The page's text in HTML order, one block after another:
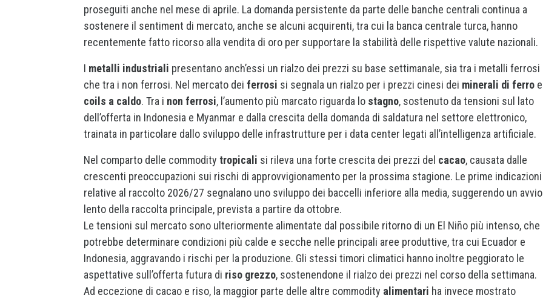
proseguiti anche nel mese di aprile. La domanda persistente da parte delle banche centrali continua a
sostenere il sentiment di mercato, anche se alcuni acquirenti, tra cui la banca centrale turca, hanno
recentemente fatto ricorso alla vendita di oro per supportare la stabilità delle rispettive valute nazionali.
I metalli industriali presentano anch’essi un rialzo dei prezzi su base settimanale, sia tra i metalli ferrosi
che tra i non ferrosi. Nel mercato dei ferrosi si segnala un rialzo per i prezzi cinesi dei minerali di ferro
coils a caldo. Tra i non ferrosi, l’aumento più marcato riguarda lo stagno, sostenuto da tensioni sul lato
dell’offerta in Indonesia e Myanmar e dalla crescita della domanda di saldatura nel settore elettronico,
trainata in particolare dallo sviluppo delle infrastrutture per i data center legati all’intelligenza artificiale.
Nel comparto delle commodity tropicali si rileva una forte crescita dei prezzi del cacao, causata dalle
crescenti preoccupazioni sui rischi di approvvigionamento per la prossima stagione. Le prime indicazioni
relative al raccolto 2026/27 segnalano uno sviluppo dei baccelli inferiore alla media, suggerendo un
lento della raccolta principale, prevista a partire da ottobre.
Le tensioni sul mercato sono ulteriormente alimentate dal possibile ritorno di un El Niño più intenso, che
potrebbe determinare condizioni più calde e secche nelle principali aree produttive, tra cui Ecuador e
Indonesia, aggravando i rischi per la produzione. Gli stessi timori climatici hanno inoltre peggiorato le
aspettative sull’offerta futura di riso grezzo, sostenendone il rialzo dei prezzi nel corso della settimana.
Ad eccezione di cacao e riso, la maggior parte delle altre commodity alimentari ha invece mostrato